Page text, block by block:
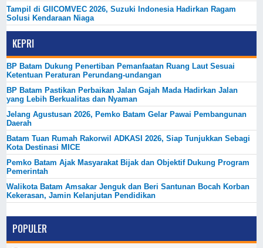
Tampil di GIICOMVEC 2026, Suzuki Indonesia Hadirkan Ragam
Solusi Kendaraan Niaga
KEPRI
BP Batam Dukung Penertiban Pemanfaatan Ruang Laut Sesuai
Ketentuan Peraturan Perundang-undangan
BP Batam Pastikan Perbaikan Jalan Gajah Mada Hadirkan Jalan
yang Lebih Berkualitas dan Nyaman
Jelang Agustusan 2026, Pemko Batam Gelar Pawai Pembangunan
Daerah
Batam Tuan Rumah Rakorwil ADKASI 2026, Siap Tunjukkan Sebagi
Kota Destinasi MICE
Pemko Batam Ajak Masyarakat Bijak dan Objektif Dukung Program
Pemerintah
Walikota Batam Amsakar Jenguk dan Beri Santunan Bocah Korban
Kekerasan, Jamin Kelanjutan Pendidikan
POPULER